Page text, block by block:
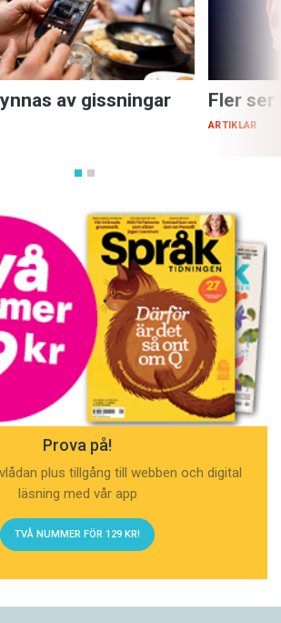
av gissningar Fler
ARTIKLAR
Prova på!
plus tillgång till webben och digital
läsning med vår app
TVÅ NUMMER FÖR 129 KR!